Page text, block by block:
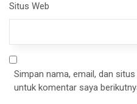
Situs Web
Simpan nama, email, dan
untuk komentar saya